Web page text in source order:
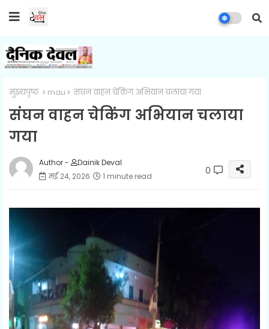
मुख्यपृष्ठ mau संघन वाहन चेकिंग अभियान चलाया गया
संघन वाहन चेकिंग अभियान चलाया
गया
Author -
Dainik Deval
मई 24, 2026
1 minute read 0